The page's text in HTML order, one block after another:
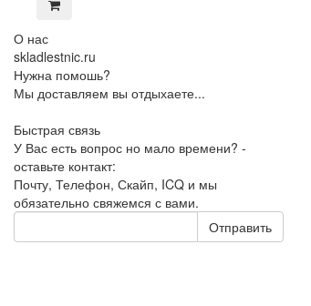
О нас
skladlestnic.ru
Нужна помошь?
Мы доставляем вы отдыхаете...
Быстрая связь
У Вас есть вопрос но мало времени? -
оставьте контакт:
Почту, Телефон, Скайп, ICQ и мы
обязательно свяжемся с вами.
Отправить